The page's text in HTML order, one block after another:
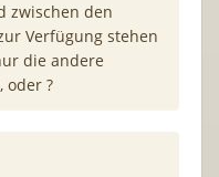
zwischen den
Verfügung stehen
die andere
oder ?